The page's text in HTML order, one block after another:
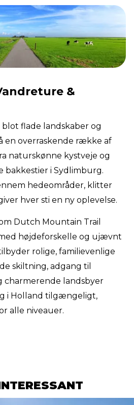
&
flade landskaber og
en overraskende række af
naturskønne kystveje og
bakkestier i Sydlimburg.
hedeområder, klitter
hver sti en ny oplevelse.
Dutch Mountain Trail
højdeforskelle og ujævnt
rolige, familievenlige
skiltning, adgang til
charmerende landsbyer
i Holland tilgængeligt,
alle niveauer.